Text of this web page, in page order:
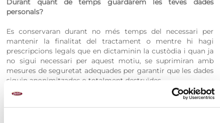
Durant quant de temps guardarem les teves dades
personals?
Es conservaran durant no més temps del necessari per
mantenir la finalitat del tractament o mentre hi hagi
prescripcions legals que en dictaminin la custòdia i quan ja
no sigui necessari per aquest motiu, se suprimiran amb
mesures de seguretat adequades per garantir que les dades
siguin anonimitzades o totalment destruïdes.